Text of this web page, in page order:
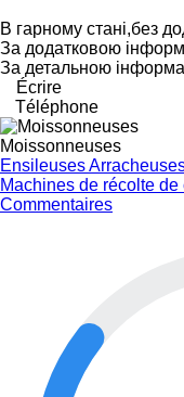
В гарному стані,без
За додатковою
За детальною
Écrire
Téléphone
Moissonneuses
Ensileuses
Machines de récolte
Commentaires